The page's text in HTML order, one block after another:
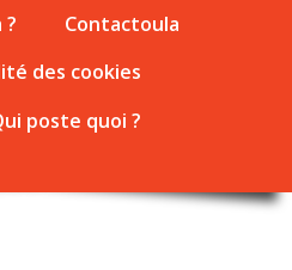
?
Contactoula
des cookies
poste quoi ?